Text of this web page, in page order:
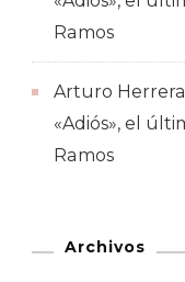
Ramos
Arturo
«Adiós», el
Ramos
Archivos